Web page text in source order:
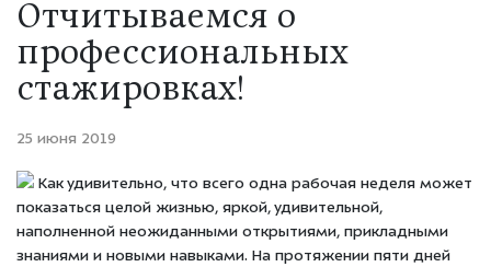
Отчитываемся о
профессиональных
стажировках!
25 июня 2019
Как удивительно, что всего одна рабочая неделя может
показаться целой жизнью, яркой, удивительной,
наполненной неожиданными открытиями, прикладными
знаниями и новыми навыками. На протяжении пяти дней